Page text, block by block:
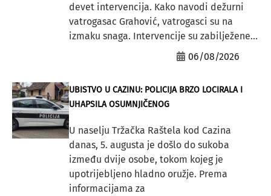
devet intervencija. Kako navodi dežurni
vatrogasac Grahović, vatrogasci su na
izmaku snaga. Intervencije su zabilježene...
06/08/2026
UBISTVO U CAZINU: POLICIJA BRZO LOCIRALA I
UHAPSILA OSUMNJIČENOG
U naselju Tržačka Raštela kod Cazina
danas, 5. augusta je došlo do sukoba
između dvije osobe, tokom kojeg je
upotrijebljeno hladno oružje. Prema
informacijama za